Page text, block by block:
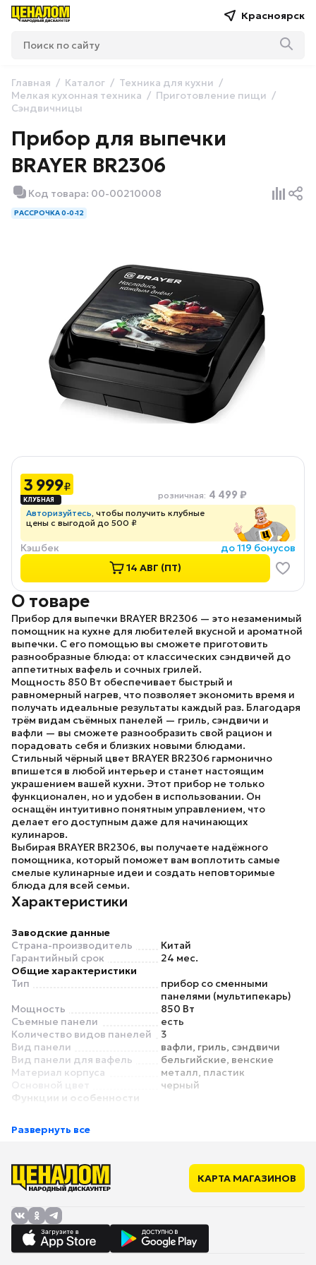
Красноярск
Главная Каталог
Техника для кухни
Мелкая кухонная техника
Приготовление пищи
Сэндвичницы
Прибор для выпечки
BRAYER BR2306
Код товара: 00-00210008
РАССРОЧКА 0-0-12
3 999₽
розничная: 4 499 ₽
Авторизуйтесь, чтобы получить клубные
цены с выгодой до 500 ₽
Кэшбек
до 119 бонусов
14 АВГ (ПТ)
О товаре
Прибор для выпечки BRAYER BR2306 — это незаменимый
помощник на кухне для любителей вкусной и ароматной
выпечки. С его помощью вы сможете приготовить
разнообразные блюда: от классических сэндвичей до
аппетитных вафель и сочных грилей.
Мощность 850 Вт обеспечивает быстрый и
равномерный нагрев, что позволяет экономить время и
получать идеальные результаты каждый раз. Благодаря
трём видам съёмных панелей — гриль, сэндвичи и
вафли — вы сможете разнообразить свой рацион и
порадовать себя и близких новыми блюдами.
Стильный чёрный цвет BRAYER BR2306 гармонично
впишется в любой интерьер и станет настоящим
украшением вашей кухни. Этот прибор не только
функционален, но и удобен в использовании. Он
оснащён интуитивно понятным управлением, что
делает его доступным даже для начинающих
кулинаров.
Выбирая BRAYER BR2306, вы получаете надёжного
помощника, который поможет вам воплотить самые
смелые кулинарные идеи и создать неповторимые
блюда для всей семьи.
Характеристики
Заводские данные
Страна-производитель
Китай
Гарантийный срок
24 мес.
Общие характеристики
Тип
прибор со сменными
панелями (мультипекарь)
Мощность
850 Вт
Съемные панели
есть
Количество видов панелей
3
Вид панели
вафли, гриль, сэндвичи
Вид панели для вафель
бельгийские, венские
Материал корпуса
металл, пластик
Основной цвет
черный
Функции и особенности
Антипригарное покрытие
Отсек для хранения
сетевого шнура
Безопасность
отключение
Комплектация
Конус для рожков
нет
Питание
Развернуть все
КАРТА МАГАЗИНОВ